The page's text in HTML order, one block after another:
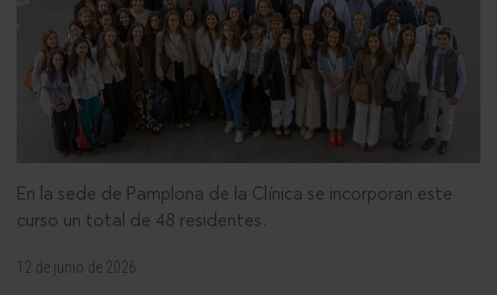
En la sede de Pamplona de la Clínica se incorporan este
curso un total de 48 residentes.
12 de junio de 2026